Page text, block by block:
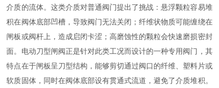
介质的流体。这类介质对普通阀门提出了挑战：悬浮颗粒容易堆
积在阀体底部凹槽，导致阀门无法关闭；纤维状物质可能缠绕在
闸板或阀杆上，造成启闭卡涩；高磨蚀性的颗粒会快速磨损密封
面。电动刀型闸阀正是针对此类工况而设计的一种专用阀门，其
特点在于闸板呈刀型结构，能够剪切通过阀口的纤维、塑料片或
软质固体，同时在阀体底部设有贯通式流道，避免了介质堆积。